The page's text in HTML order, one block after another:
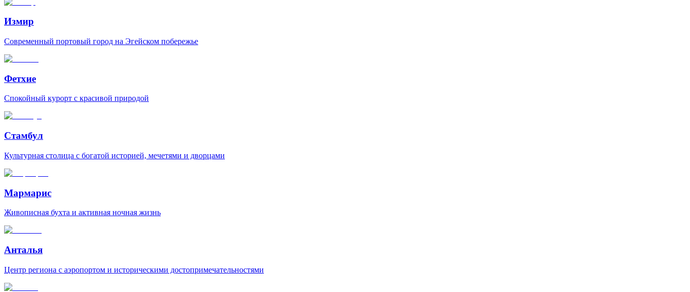
Измир
Современный портовый город на Эгейском побережье
Фетхие
Спокойный курорт с красивой природой
Стамбул
Культурная столица с богатой историей, мечетями и дворцами
Мармарис
Живописная бухта и активная ночная жизнь
Анталья
Центр региона с аэропортом и историческими достопримечательностями